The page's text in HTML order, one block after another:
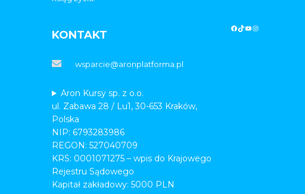
KONTAKT
wsparcie@aronplatforma.pl
Aron Kursy sp. z o.o.
ul. Zabawa 28 / Lu1, 30-653 Kraków,
Polska
NIP: 6793283986
REGON: 527040709
KRS: 0001071275 – wpis do Krajowego
Rejestru Sądowego
Kapitał zakładowy: 5000 PLN